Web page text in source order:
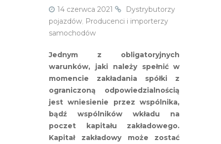
14 czerwca 2021
Dystrybutorzy
pojazdów, Producenci i importerzy
samochodów
Jednym z obligatoryjnych
warunków, jaki należy spełnić w
momencie zakładania spółki z
ograniczoną odpowiedzialnością
jest wniesienie przez wspólnika,
bądź wspólników wkładu na
poczet kapitału zakładowego.
Kapitał zakładowy może zostać